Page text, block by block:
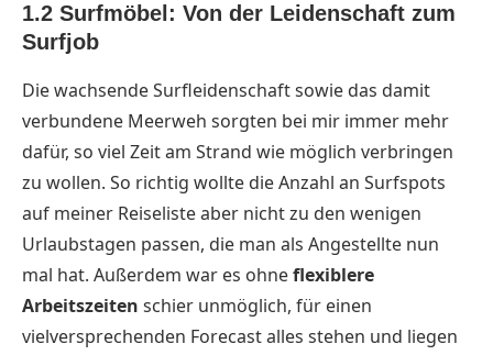
1.2 Surfmöbel: Von der Leidenschaft zum
Surfjob
Die wachsende Surfleidenschaft sowie das damit
verbundene Meerweh sorgten bei mir immer mehr
dafür, so viel Zeit am Strand wie möglich verbringen
zu wollen. So richtig wollte die Anzahl an Surfspots
auf meiner Reiseliste aber nicht zu den wenigen
Urlaubstagen passen, die man als Angestellte nun
mal hat. Außerdem war es ohneflexiblere
Arbeitszeiten schier unmöglich, für einen
vielversprechenden Forecast alles stehen und liegen